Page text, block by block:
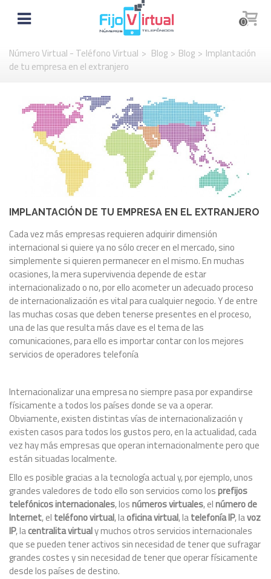
0
Número Virtual - Teléfono Virtual > Blog > Blog > Implantación
de tu empresa en el extranjero
IMPLANTACIÓN DE TU EMPRESA EN EL EXTRANJERO
Cada vez más empresas requieren adquirir dimensión
internacional si quiere ya no sólo crecer en el mercado, sino
simplemente si quieren permanecer en el mismo. En muchas
ocasiones, la mera supervivencia depende de estar
internacionalizado o no, por ello acometer un adecuado proceso
de internacionalización es vital para cualquier negocio. Y de entre
las muchas cosas que deben tenerse presentes en el proceso,
una de las que resulta más clave es el tema de las
comunicaciones, para ello es importar contar con los mejores
servicios de operadores telefonía
Internacionalizar una empresa no siempre pasa por expandirse
físicamente a todos los países donde se va a operar.
Obviamente, existen distintas vías de internacionalización y
existen casos para todos los gustos pero, en la actualidad, cada
vez hay más empresas que operan internacionalmente pero que
están situadas localmente.
Ello es posible gracias a la tecnología actual y, por ejemplo, unos
grandes valedores de todo ello son servicios como losprefijos
telefónicos internacionales, losnúmeros virtuales, elnúmero de
Internet, el teléfono virtual, laoficina virtual, latelefonía IP, lavoz
IP, lacentralita virtualy muchos otros servicios internacionales
que se pueden tener activos sin necesidad de tener que sufragar
grandes costes y sin necesidad de tener que operar físicamente
desde los países de destino.